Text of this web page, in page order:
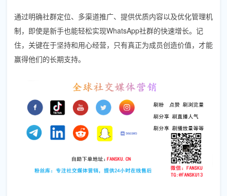
通过明确社群定位、多渠道推广、提供优质内容以及优化管理机
制，即使是新手也能轻松实现WhatsApp社群的快速增长。记
住，关键在于坚持和用心经营，只有真正为成员创造价值，才能
赢得他们的长期支持。